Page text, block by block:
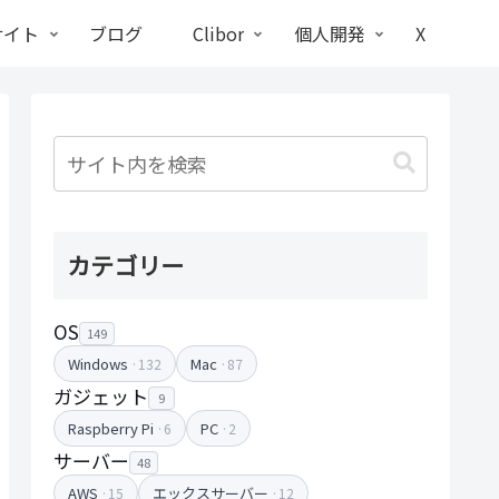
ト ブログ Clibor 個人開発 X
カテゴリー
OS 149
Windows ·132 Mac ·87
ガジェット 9
Raspberry Pi ·6 PC ·2
サーバー 48
AWS ·15 エックスサーバー ·12